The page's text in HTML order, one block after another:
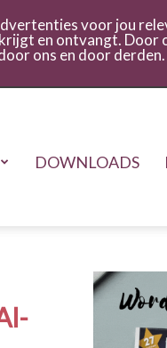
DOWNLOADS
voor jou
en ontvangt. Door
ons en door